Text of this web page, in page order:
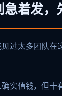
着发，
过太多团队
实值钱，但十